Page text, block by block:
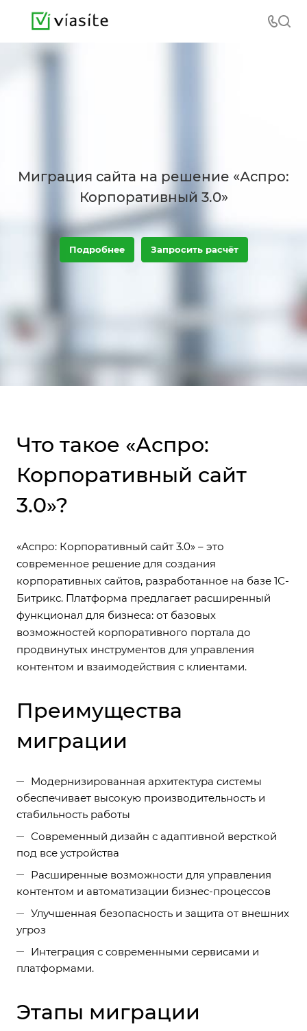
Миграция сайта на решение «Аспро:
Корпоративный 3.0»
Подробнее Запросить расчёт
Что такое «Аспро:
Корпоративный сайт
3.0»?
«Аспро: Корпоративный сайт 3.0» – это
современное решение для создания
корпоративных сайтов, разработанное на базе 1С-
Битрикс. Платформа предлагает расширенный
функционал для бизнеса: от базовых
возможностей корпоративного портала до
продвинутых инструментов для управления
контентом и взаимодействия с клиентами.
Преимущества
миграции
Модернизированная архитектура системы
обеспечивает высокую производительность и
стабильность работы
Современный дизайн с адаптивной версткой
под все устройства
Расширенные возможности для управления
контентом и автоматизации бизнес-процессов
Улучшенная безопасность и защита от внешних
угроз
Интеграция с современными сервисами и
платформами.
Этапы миграции